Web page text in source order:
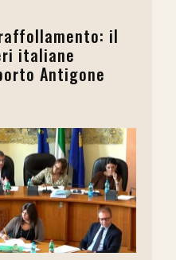
il
italiane
Antigone